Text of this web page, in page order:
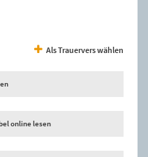
Als Trauervers wählen
online lesen